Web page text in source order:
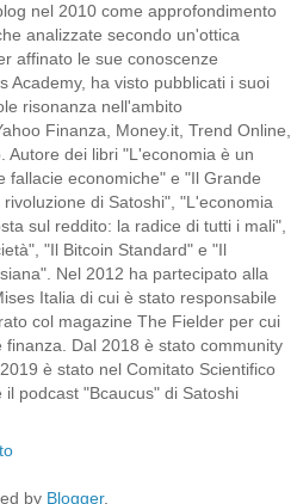
nel 2010 come approfondimento
analizzate secondo un'ottica
affinato le sue conoscenze
Academy, ha visto pubblicati i suoi
risonanza nell'ambito
Finanza, Money.it, Trend Online,
Autore dei libri "L'economia è un
fallacie economiche" e "Il Grande
di Satoshi", "L'economia
sul reddito: la radice di tutti i mali",
"Il Bitcoin Standard" e "Il
Nel 2012 ha partecipato alla
Italia di cui è stato responsabile
col magazine The Fielder per cui
Dal 2018 è stato community
è stato nel Comitato Scientifico
podcast "Bcaucus" di Satoshi
by Blogger.